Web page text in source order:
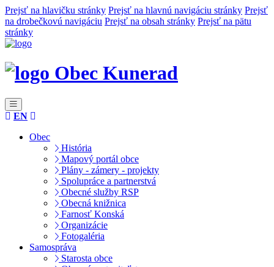
Prejsť na hlavičku stránky Prejsť na hlavnú navigáciu stránky Prejsť
na drobečkovú navigáciu Prejsť na obsah stránky Prejsť na pätu
stránky
Obec Kunerad
EN
Obec
História
Mapový portál obce
Plány - zámery - projekty
Spolupráce a partnerstvá
Obecné služby RSP
Obecná knižnica
Farnosť Konská
Organizácie
Fotogaléria
Samospráva
Starosta obce